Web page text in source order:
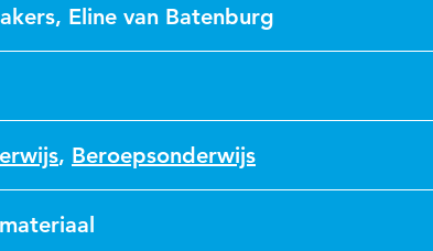
, Eline van Batenburg
, Beroepsonderwijs